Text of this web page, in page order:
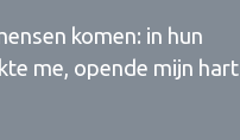
komen: in hun
me, opende mijn hart